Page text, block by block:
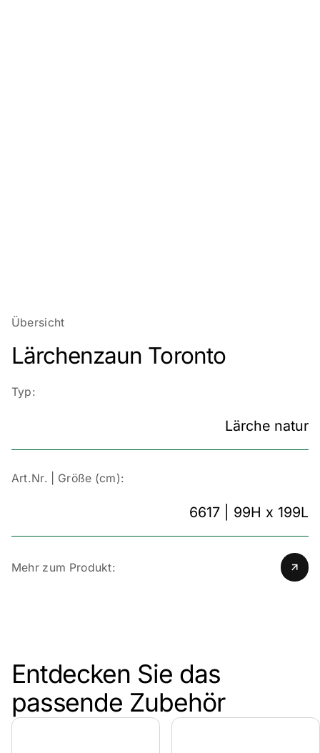
Übersicht
Lärchenzaun Toronto
Typ:
Lärche natur
Art.Nr. | Größe (cm):
6617 | 99H x 199L
Mehr zum Produkt:
Entdecken Sie das
passende Zubehör